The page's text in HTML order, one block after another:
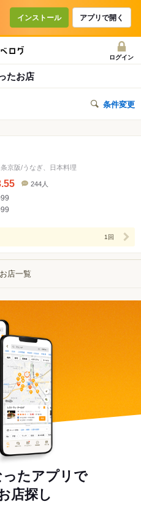
インストール アプリで開く
ログイン
たお店
条件変更
京阪/うなぎ、日本料理
数
244人
1回
店一覧
たアプリで
店探し